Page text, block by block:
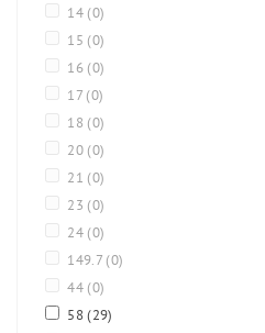
14 (0)
15 (0)
16 (0)
17 (0)
18 (0)
20 (0)
21 (0)
23 (0)
24 (0)
149.7 (0)
44 (0)
58(29)